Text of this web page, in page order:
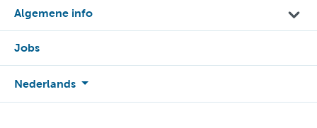
Algemene info
Jobs
Nederlands